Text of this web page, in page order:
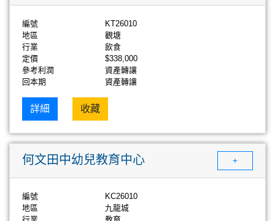
編號
KT26010
地區
觀塘
行業
飲食
定價
$338,000
參考利潤
資產轉讓
回本期
資產轉讓
詳細 收藏
何文田中幼兒教育中心 +
編號
KC26010
地區
九龍城